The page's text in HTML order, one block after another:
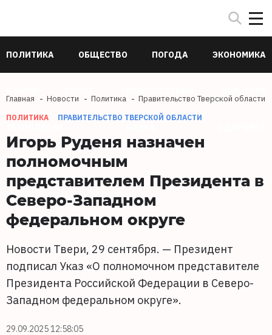
ПОЛИТИКА ОБЩЕСТВО ПОГОДА ЭКОНОМИКА
Главная Новости Политика Правительство Тверской области
ПОЛИТИКА ПРАВИТЕЛЬСТВО ТВЕРСКОЙ ОБЛАСТИ
Игорь Руденя назначен
полномочным
представителем Президента в
Северо-Западном
федеральном округе
Новости Твери, 29 сентября. — Президент
подписал Указ «О полномочном представителе
Президента Российской Федерации в Северо-
Западном федеральном округе».
29.09.2025 12:58:05